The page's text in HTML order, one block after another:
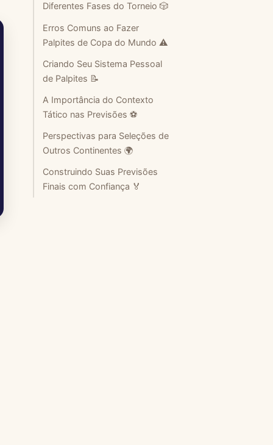
Diferentes Fases do Torneio 🎲
Erros Comuns ao Fazer
Palpites de Copa do Mundo ⚠️
Criando Seu Sistema Pessoal
de Palpites 📝
A Importância do Contexto
Tático nas Previsões ⚽
Perspectivas para Seleções de
Outros Continentes 🌍
Construindo Suas Previsões
Finais com Confiança 🏅